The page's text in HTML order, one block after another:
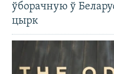
ўборачную ў
цырк